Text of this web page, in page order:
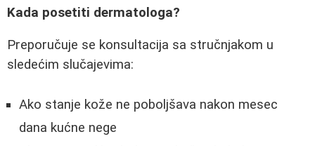
Kada posetiti dermatologa?
Preporučuje se konsultacija sa stručnjakom u
sledećim slučajevima:
Ako stanje kože ne poboljšava nakon mesec
dana kućne nege